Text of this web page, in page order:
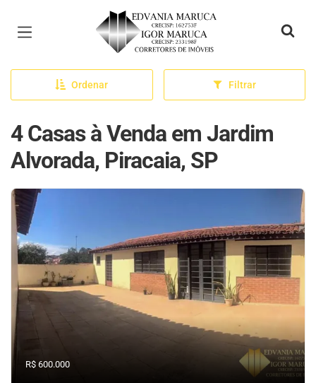
Página inicial
Ordenar Filtrar
4 Casas à Venda em Jardim
Alvorada, Piracaia, SP
R$ 600.000